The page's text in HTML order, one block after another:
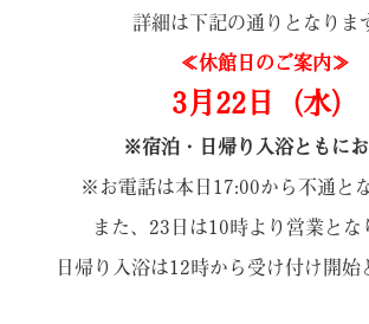
詳細は下記の通りとなりま
≪休館日のご案内≫
3月22日（水）
※宿泊・日帰り入浴ともに
※お電話は本日17:00から不通とな
また、23日は10時より営業とな
日帰り入浴は12時から受け付け開始